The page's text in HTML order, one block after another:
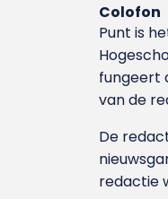
Colofon
Punt is
fungeert
van de
De
redactie